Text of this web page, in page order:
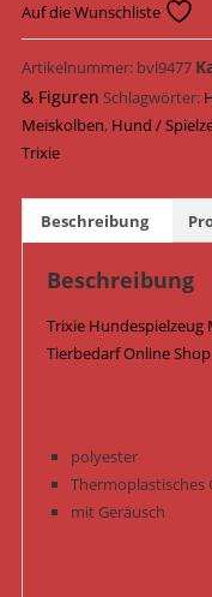
Auf die Wunschliste
Artikelnummer: bvl9477
& Figuren Schlagwörter:
Meiskolben, Hund /
Trixie
Beschreibung
Beschreibung
Trixie Hundespielzeug
Tierbedarf Online Shop
polyester
Thermoplastisches
mit Geräusch